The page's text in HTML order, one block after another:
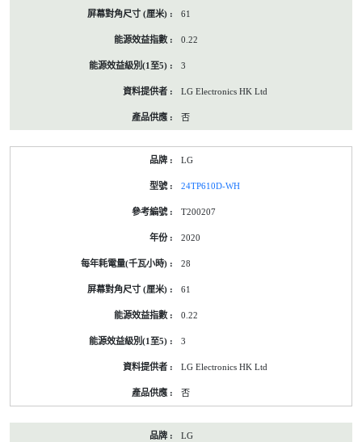
61
0.22
3
LG Electronics HK Ltd
否
LG
24TP610D-WH
T200207
2020
28
61
0.22
3
LG Electronics HK Ltd
否
LG